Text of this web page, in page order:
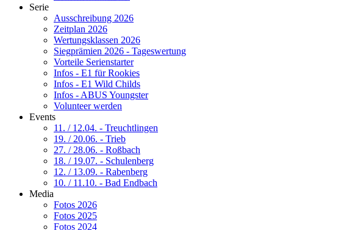
Serie
Ausschreibung 2026
Zeitplan 2026
Wertungsklassen 2026
Siegprämien 2026 - Tageswertung
Vorteile Serienstarter
Infos - E1 für Rookies
Infos - E1 Wild Childs
Infos - ABUS Youngster
Volunteer werden
Events
11. / 12.04. - Treuchtlingen
19. / 20.06. - Trieb
27. / 28.06. - Roßbach
18. / 19.07. - Schulenberg
12. / 13.09. - Rabenberg
10. / 11.10. - Bad Endbach
Media
Fotos 2026
Fotos 2025
Fotos 2024